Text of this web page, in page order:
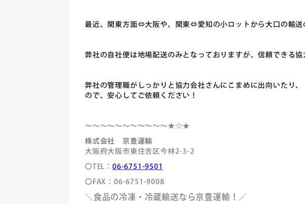
最近、関東方面⇔大阪や、関東⇔愛知の小ロットから大口の輸送
弊社の自社便は地場配送のみとなっておりますが、信頼できる協
弊社の管理職がしっかりと協力会社さんにこまめに出向いたり
ので、安心してご依頼ください！
～～～～～～～～～～～★☆★
株式会社 京豊運輸
大阪府大阪市東住吉区今林2-3-2
〇TEL：06-6751-9501
〇FAX：06-6751-9008
＼食品の冷凍・冷蔵輸送なら京豊運輸！／